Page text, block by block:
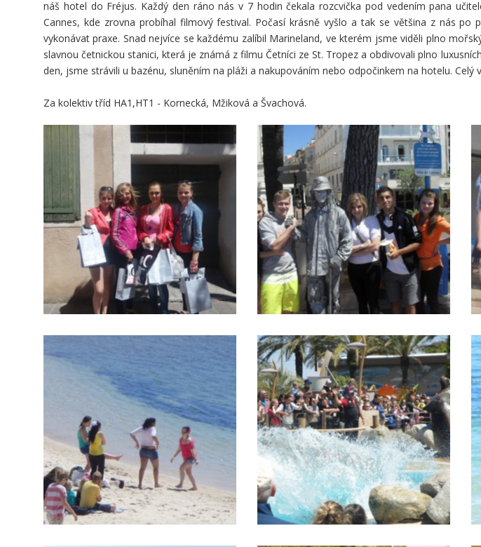
náš hotel do Fréjus. Každý den ráno nás v 7 hodin čekala rozcvička pod vedením pana
Cannes, kde zrovna probíhal filmový festival. Počasí krásně vyšlo a tak se většina z nás
vykonávat praxe. Snad nejvíce se každému zalíbil Marineland, ve kterém jsme viděli plno
slavnou četnickou stanici, která je známá z filmu Četníci ze St. Tropez a obdivovali plno
den, jsme strávili u bazénu, sluněním na pláži a nakupováním nebo odpočinkem na hotelu. Celý
Za kolektiv tříd HA1,HT1 - Kornecká, Mžiková a Švachová.